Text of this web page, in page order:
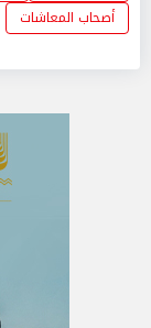
أصحاب المعاشات